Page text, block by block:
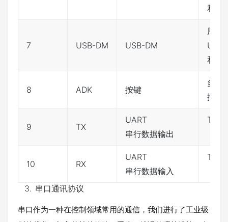
和下
7 USB-DM USB-DM
用于
USB
和下
8 ADK 按键
多组
按键
9 TX
UART
串行数据输出
TTL
10 RX
UART
串行数据输入
TTL
串口通讯协议
串口作为一种在控制领域常用的通信，我们进行了工业级